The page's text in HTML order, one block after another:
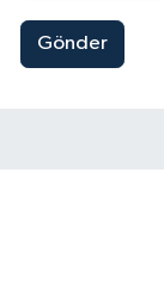
Gönder